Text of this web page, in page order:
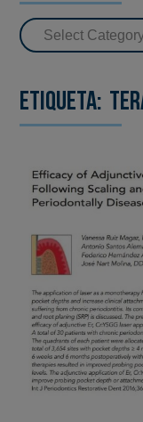
Etiqueta: